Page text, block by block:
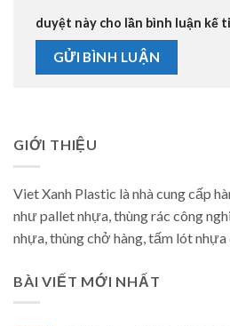
duyệt này cho lần bình luận kế
GIỚI THIỆU
Viet Xanh Plastic là nhà cung cấp
như pallet nhựa, thùng rác công
nhựa, thùng chở hàng, tấm lót nhựa
BÀI VIẾT MỚI NHẤT